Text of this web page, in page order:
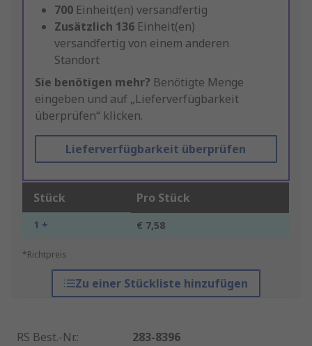
700 Einheit(en) versandfertig
Zusätzlich 136 Einheit(en)
versandfertig von einem anderen
Standort
Sie benötigen mehr? Benötigte Menge
eingeben und auf „Lieferverfügbarkeit
überprüfen“ klicken.
Lieferverfügbarkeit überprüfen
Stück Pro Stück
1 + € 7,58
*Richtpreis
Zu einer Stückliste hinzufügen
RS Best.-Nr.:
283-8396